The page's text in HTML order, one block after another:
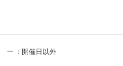
途料金が必要です。
remove ：開催日以外